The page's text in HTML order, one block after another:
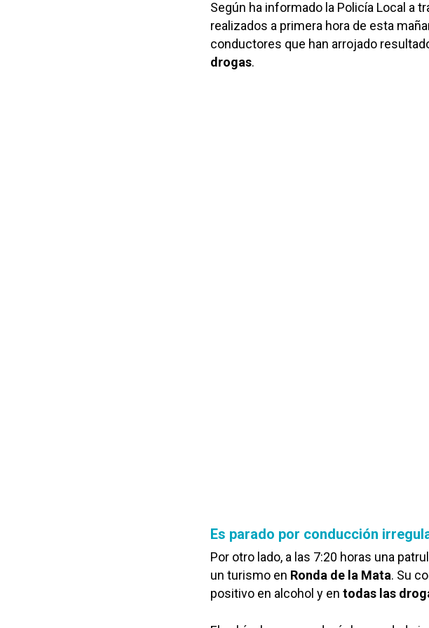
Según ha informado la Policía Local a
realizados a primera hora de esta
conductores que han arrojado
drogas.
Es parado por conducción
Por otro lado, a las 7:20 horas una
un turismo en Ronda de la Mata. Su
positivo en alcohol y en todas las